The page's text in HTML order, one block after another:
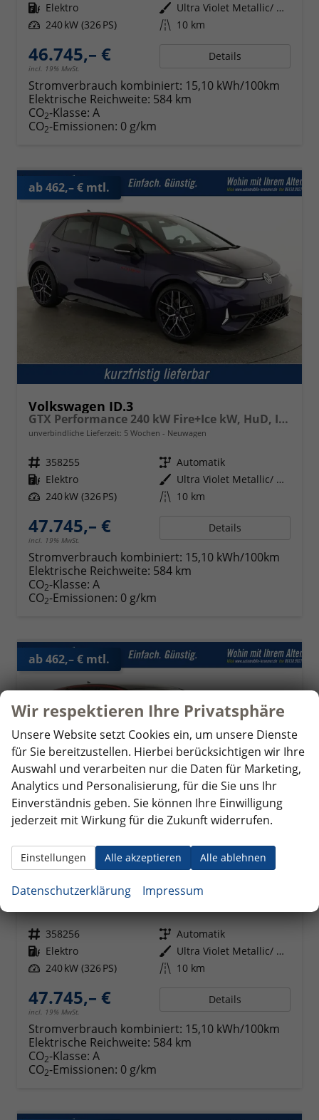
Kraftstoff Elektro Außenfarbe
Ultra Violet Metallic/ Dach Schwarz
Leistung 240 kW (326 PS) Kilometerstand 10 km
46.745,– €
incl. 19% MwSt.
Details
Stromverbrauch kombiniert: 15,10 kWh/100km
Elektrische Reichweite: 584 km
CO2-Klasse: A
CO2-Emissionen: 0 g/km
ab 462,– € mtl.
Volkswagen ID.3
GTX Performance 240 kW Fire+Ice kW, HuD, IQ.Drive, IQ.Light, H&K, Wärmepumpe, 20-Zoll, 3 J.-Garantie
unverbindliche Lieferzeit: 5 Wochen Neuwagen
Fahrzeugnr. 358255 Getriebe Automatik
Kraftstoff Elektro Außenfarbe
Ultra Violet Metallic/ Dach Schwarz
Leistung 240 kW (326 PS) Kilometerstand 10 km
47.745,– €
incl. 19% MwSt.
Details
Stromverbrauch kombiniert: 15,10 kWh/100km
Elektrische Reichweite: 584 km
CO2-Klasse: A
CO2-Emissionen: 0 g/km
ab 462,– € mtl.
Fahrzeugnr. 358256 Getriebe Automatik
Kraftstoff Elektro Außenfarbe
Ultra Violet Metallic/ Dach Schwarz
Leistung 240 kW (326 PS) Kilometerstand 10 km
47.745,– €
incl. 19% MwSt.
Details
Stromverbrauch kombiniert: 15,10 kWh/100km
Elektrische Reichweite: 584 km
CO2-Klasse: A
CO2-Emissionen: 0 g/km
Wir respektieren Ihre Privatsphäre
Unsere Website setzt Cookies ein, um unsere Dienste
für Sie bereitzustellen. Hierbei berücksichtigen wir Ihre
Auswahl und verarbeiten nur die Daten für Marketing,
Analytics und Personalisierung, für die Sie uns Ihr
Einverständnis geben. Sie können Ihre Einwilligung
jederzeit mit Wirkung für die Zukunft widerrufen.
Alle akzeptieren Alle ablehnen
Einstellungen
Datenschutzerklärung Impressum